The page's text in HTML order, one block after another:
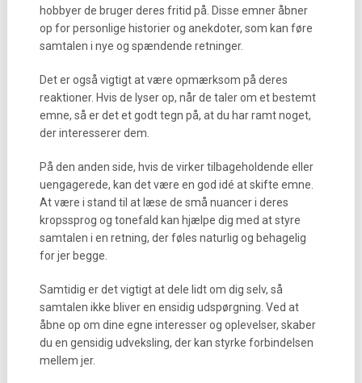
hobbyer de bruger deres fritid på. Disse emner åbner
op for personlige historier og anekdoter, som kan føre
samtalen i nye og spændende retninger.
Det er også vigtigt at være opmærksom på deres
reaktioner. Hvis de lyser op, når de taler om et bestemt
emne, så er det et godt tegn på, at du har ramt noget,
der interesserer dem.
På den anden side, hvis de virker tilbageholdende eller
uengagerede, kan det være en god idé at skifte emne.
At være i stand til at læse de små nuancer i deres
kropssprog og tonefald kan hjælpe dig med at styre
samtalen i en retning, der føles naturlig og behagelig
for jer begge.
Samtidig er det vigtigt at dele lidt om dig selv, så
samtalen ikke bliver en ensidig udspørgning. Ved at
åbne op om dine egne interesser og oplevelser, skaber
du en gensidig udveksling, der kan styrke forbindelsen
mellem jer.